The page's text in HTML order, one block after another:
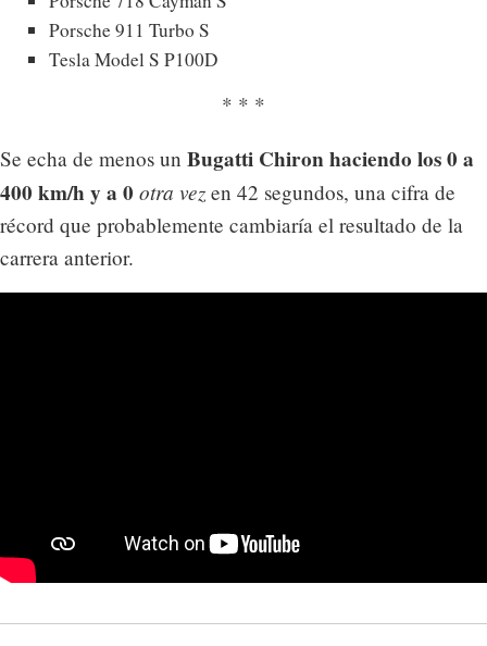
Porsche 911 Turbo S
Tesla Model S P100D
* * *
Se echa de menos un Bugatti Chiron haciendo los 0 a
400 km/h y a 0 otra vez en 42 segundos, una cifra de
récord que probablemente cambiaría el resultado de la
carrera anterior.